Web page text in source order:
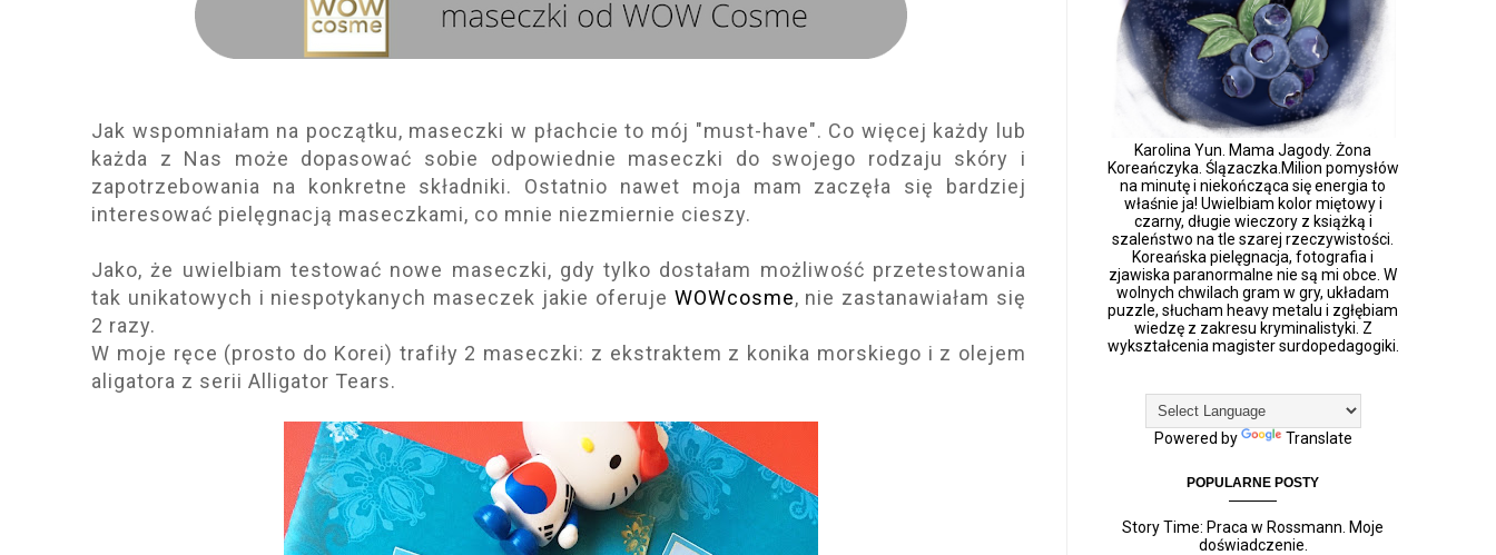
Jak wspomniałam na początku, maseczki w płachcie to mój "must-have". Co więcej każdy lub
każda z Nas może dopasować sobie odpowiednie maseczki do swojego rodzaju skóry i
zapotrzebowania na konkretne składniki. Ostatnio nawet moja mam zaczęła się bardziej
interesować pielęgnacją maseczkami, co mnie niezmiernie cieszy.
Jako, że uwielbiam testować nowe maseczki, gdy tylko dostałam możliwość przetestowania
tak unikatowych i niespotykanych maseczek jakie oferuje WOWcosme, nie zastanawiałam się
2 razy.
W moje ręce (prosto do Korei) trafiły 2 maseczki: z ekstraktem z konika morskiego i z olejem
aligatora z serii Alligator Tears.
Karolina Yun. Mama Jagody. Żona
Koreańczyka. Ślązaczka.Milion pomysłów
na minutę i niekończąca się energia to
właśnie ja! Uwielbiam kolor miętowy i
czarny, długie wieczory z książką i
szaleństwo na tle szarej rzeczywistości.
Koreańska pielęgnacja, fotografia i
zjawiska paranormalne nie są mi obce. W
wolnych chwilach gram w gry, układam
puzzle, słucham heavy metalu i zgłębiam
wiedzę z zakresu kryminalistyki. Z
wykształcenia magister surdopedagogiki.
Powered by Translate
POPULARNE POSTY
Story Time: Praca w Rossmann. Moje
doświadczenie.